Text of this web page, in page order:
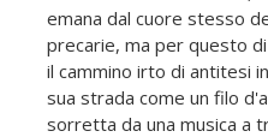
emana dal cuore stesso
precarie, ma per questo
il cammino irto di antitesi
sua strada come un filo
sorretta da una musica a